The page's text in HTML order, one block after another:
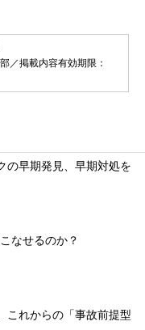
／掲載内容有効期限：
の早期発見、早期対処を
なせるのか？
これからの「事故前提型